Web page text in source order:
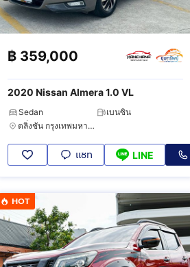
฿ 359,000
2020 Nissan Almera 1.0 VL
Sedan
เบนซิน
ตลิ่งชัน กรุงเทพมหานคร
แชท LINE
HOT